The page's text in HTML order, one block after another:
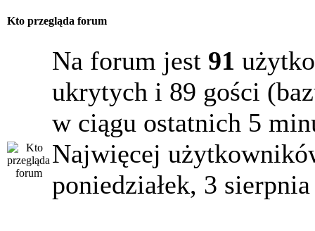
Kto przegląda forum
Na forum jest 91
ukrytych i 89 gości
w ciągu ostatnich 5
Najwięcej
poniedziałek, 3